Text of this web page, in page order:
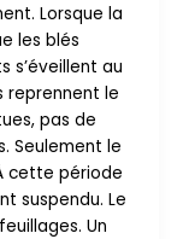
Lorsque la
les blés
s’éveillent au
reprennent le
pas de
Seulement le
cette période
suspendu. Le
Un